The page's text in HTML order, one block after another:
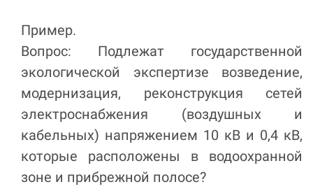
Пример.
Вопрос: Подлежат государственной
экологической экспертизе возведение,
модернизация, реконструкция сетей
электроснабжения (воздушных и
кабельных) напряжением 10 кВ и 0,4 кВ,
которые расположены в водоохранной
зоне и прибрежной полосе?